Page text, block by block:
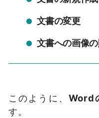
文書の変更
文書への画像
このように、 Word
す。